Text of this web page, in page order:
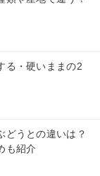
る・硬いままの2
どうとの違いは？
も紹介